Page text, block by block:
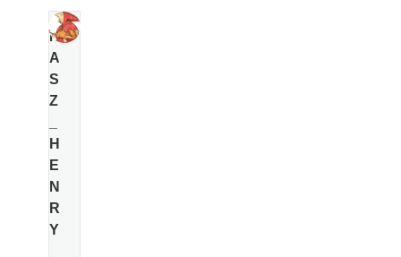
N
A
S
Z
H
E
N
R
Y